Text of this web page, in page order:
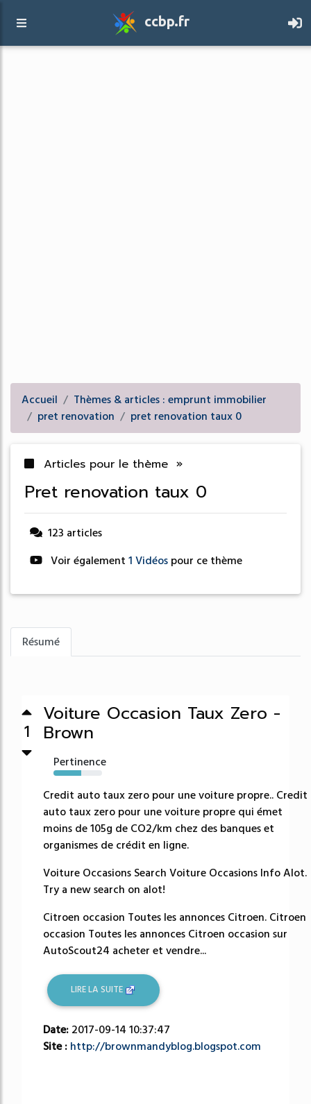
ccbp.fr
Accueil
Thèmes & articles : emprunt immobilier
pret renovation
pret renovation taux 0
Articles pour le thème »
pret renovation taux 0
123 articles
Voir également 1 Vidéos pour ce thème
Résumé
1
Voiture Occasion Taux Zero -
Brown
Pertinence
57%
Credit auto taux zero pour une voiture propre.. Credit
auto taux zero pour une voiture propre qui émet
moins de 105g de CO2/km chez des banques et
organismes de crédit en ligne.
Voiture Occasions Search Voiture Occasions Info Alot.
Try a new search on alot!
Citroen occasion Toutes les annonces Citroen. Citroen
occasion Toutes les annonces Citroen occasion sur
AutoScout24 acheter et vendre...
LIRE LA SUITE
Date: 2017-09-14 10:37:47
Site : http://brownmandyblog.blogspot.com